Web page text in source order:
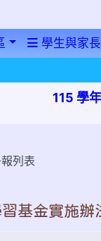
學生與家
115 學
列表
基金實施辦